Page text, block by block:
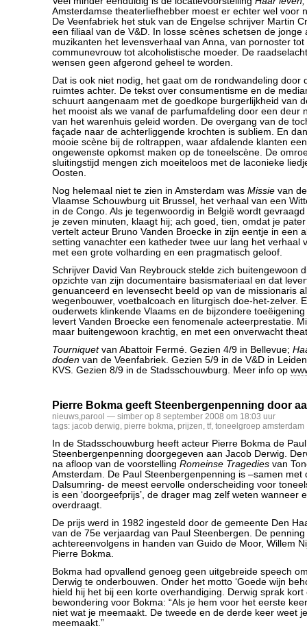
Amsterdamse theaterliefhebber moest er echter wel voor
De Veenfabriek het stuk van de Engelse schrijver Martin
een filiaal van de V&D. In losse scènes schetsen de jonge
muzikanten het levensverhaal van Anna, van pornoster
communevrouw tot alcoholistische moeder. De
wensen geen afgerond geheel te worden.
Dat is ook niet nodig, het gaat om de rondwandeling door
ruimtes achter. De tekst over consumentisme en de
schuurt aangenaam met de goedkope burgerlijkheid van
het mooist als we vanaf de parfumafdeling door een deur
van het warenhuis geleid worden. De overgang van de
façade naar de achterliggende krochten is subliem. En
mooie scène bij de roltrappen, waar afdalende klanten
ongewenste opkomst maken op de toneelscène. De
sluitingstijd mengen zich moeiteloos met de laconieke
Oosten.
Nog helemaal niet te zien in Amsterdam was Missie van
Vlaamse Schouwburg uit Brussel, het verhaal van een
in de Congo. Als je tegenwoordig in België wordt
je zeven minuten, klaagt hij; ach goed, tien, omdat je
vertelt acteur Bruno Vanden Broecke in zijn eentje in een
setting vanachter een katheder twee uur lang het verhaal
met een grote volharding en een pragmatisch geloof.
Schrijver David Van Reybrouck stelde zich buitengewoon
opzichte van zijn documentaire basismateriaal en dat
genuanceerd en levensecht beeld op van de missionaris
wegenbouwer, voetbalcoach en liturgisch doe-het-zelver.
ouderwets klinkende Vlaams en de bijzondere
levert Vanden Broecke een fenomenale acteerprestatie.
maar buitengewoon krachtig, en met een onverwacht
Tourniquetvan Abattoir Fermé. Gezien 4/9 in Bellevue;
doden van de Veenfabriek. Gezien 5/9 in de V&D in
KVS. Gezien 8/9 in de Stadsschouwburg. Meer info op
Pierre Bokma geeft Steenbergenpenning door
nieuws,parool — simber op 8 september 2008 om 18:03 uur
tags: jacob derwig, pierre bokma, prijzen, tf, toneelgroep amsterdam
In de Stadsschouwburg heeft acteur Pierre Bokma de Paul
Steenbergenpenning doorgegeven aan Jacob Derwig.
na afloop van de voorstelling Romeinse Tragedies van
Amsterdam. De Paul Steenbergenpenning is –samen met
Dalsumring- de meest eervolle onderscheiding voor
is een ‘doorgeefprijs’, de drager mag zelf weten wanneer
overdraagt.
De prijs werd in 1982 ingesteld door de gemeente Den
van de 75e verjaardag van Paul Steenbergen. De
achtereenvolgens in handen van Guido de Moor, Willem
Pierre Bokma.
Bokma had opvallend genoeg geen uitgebreide speech
Derwig te onderbouwen. Onder het motto ‘Goede wijn
hield hij het bij een korte overhandiging. Derwig sprak kort
bewondering voor Bokma: “Als je hem voor het eerste
niet wat je meemaakt. De tweede en de derde keer weet
meemaakt.”